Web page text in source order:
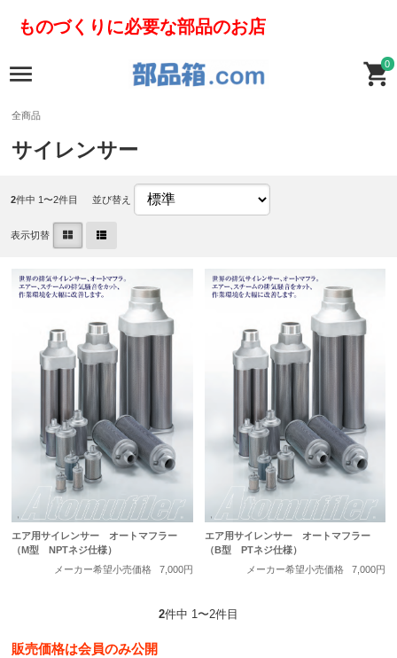
ものづくりに必要な部品のお店
0
全商品
サイレンサー
2件中 1〜2件目 並び替え
表示切替
エア用サイレンサー オートマフラー
（M型 NPTネジ仕様）
メーカー希望小売価格
7,000円
エア用サイレンサー オートマフラー
（B型 PTネジ仕様）
メーカー希望小売価格
7,000円
2件中 1〜2件目
販売価格は会員のみ公開